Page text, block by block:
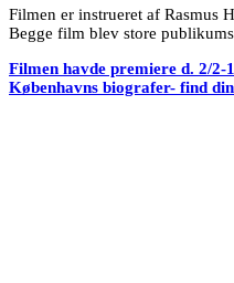
Filmen er instrueret af Rasmus
Begge film blev store
Filmen havde premiere d. 2/2-
Københavns biografer- find